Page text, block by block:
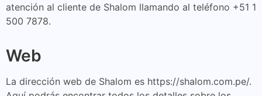
atención al cliente de Shalom llamando al teléfono +51 1
500 7878.
Web
La dirección web de Shalom es https://shalom.com.pe/.